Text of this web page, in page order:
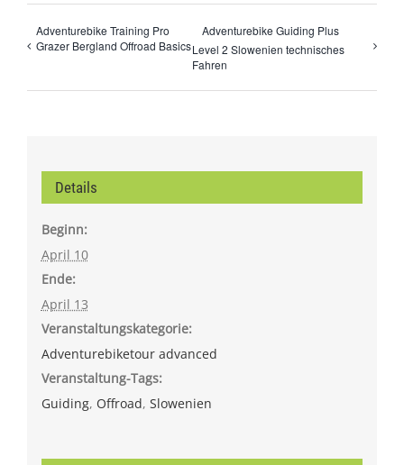
Adventurebike Training Pro
Grazer Bergland Offroad Basics
Adventurebike Guiding Plus
Level 2 Slowenien technisches
Fahren
Details
Beginn:
April 10
Ende:
April 13
Veranstaltungskategorie:
Adventurebiketour advanced
Veranstaltung-Tags:
Guiding, Offroad, Slowenien